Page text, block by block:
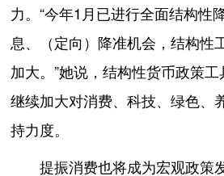
力。“今年1月已进行全面结构性
息、（定向）降准机会，结构性
加大。”她说，结构性货币政策
继续加大对消费、科技、绿色、
持力度。
提振消费也将成为宏观政策发